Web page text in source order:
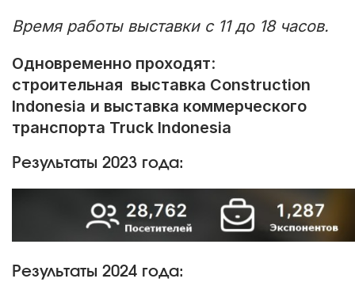
Время работы выставки с 11 до 18 часов.
Одновременно проходят:
строительная выставка Construction
Indonesia и выставка коммерческого
транспорта Truck Indonesia
Результаты 2023 года:
Результаты 2024 года: